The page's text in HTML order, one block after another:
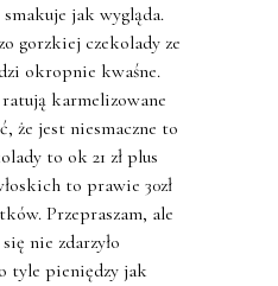
jak wygląda.
gorzkiej czekolady ze
okropnie kwaśne.
karmelizowane
że jest niesmaczne to
to ok 21 zł plus
to prawie 30zł
Przepraszam, ale
nie zdarzyło
tyle pieniędzy jak